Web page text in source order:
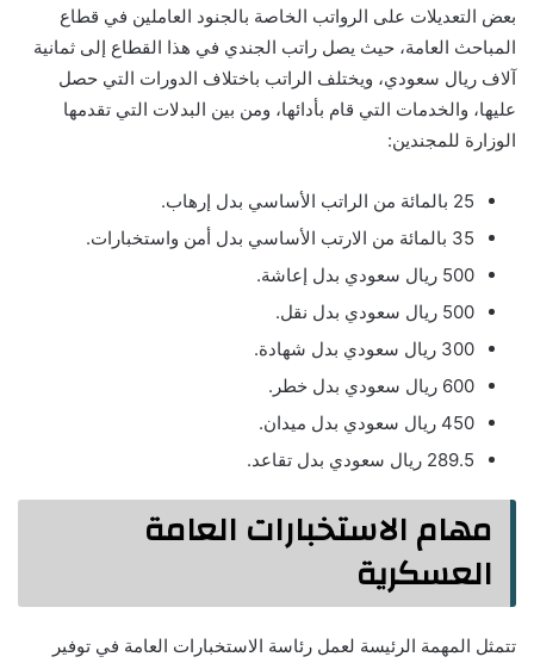
بعض التعديلات على الرواتب الخاصة بالجنود العاملين في قطاع
المباحث العامة، حيث يصل راتب الجندي في هذا القطاع إلى ثمانية
آلاف ريال سعودي، ويختلف الراتب باختلاف الدورات التي حصل
عليها، والخدمات التي قام بأدائها، ومن بين البدلات التي تقدمها
الوزارة للمجندين:
25 بالمائة من الراتب الأساسي بدل إرهاب.
35 بالمائة من الارتب الأساسي بدل أمن واستخبارات.
500 ريال سعودي بدل إعاشة.
500 ريال سعودي بدل نقل.
300 ريال سعودي بدل شهادة.
600 ريال سعودي بدل خطر.
450 ريال سعودي بدل ميدان.
289.5 ريال سعودي بدل تقاعد.
مهام الاستخبارات العامة
العسكرية
تتمثل المهمة الرئيسة لعمل رئاسة الاستخبارات العامة في توفير